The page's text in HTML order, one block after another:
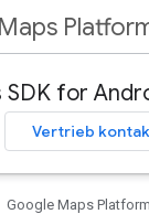
Maps
SDK for
Vertrieb
Google Maps Platform